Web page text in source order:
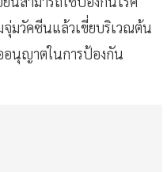
จุ่มวัคซีนแล้วเขี่ยบริเวณต้น
อนุญาตในการป้องกัน